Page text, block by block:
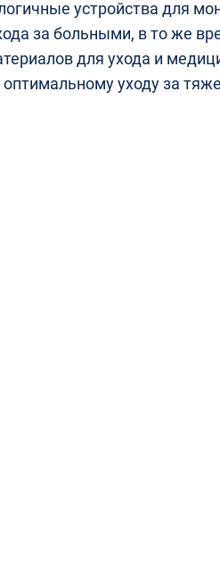
устройства для
за больными, в то же
для ухода и
оптимальному уходу за